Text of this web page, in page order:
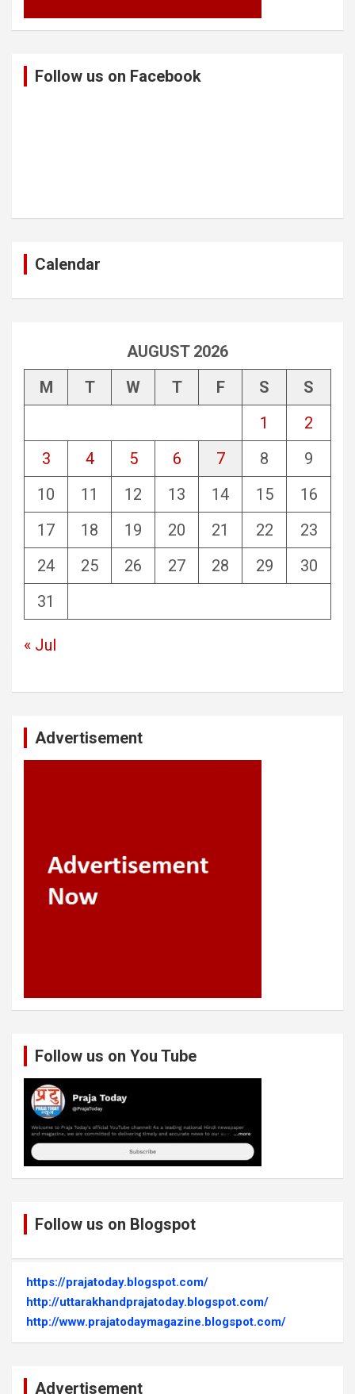
Follow us on Facebook
Calendar
AUGUST 2026
M
T W T F S
S
1
2
3
4 5 6 7 8
9
10
11 12 13 14 15
16
17
18 19 20 21 22
23
24
25 26 27 28 29
30
31
« Jul
Advertisement
Follow us on You Tube
Follow us on Blogspot
https://prajatoday.blogspot.com/
http://uttarakhandprajatoday.blogspot.com/
http://www.prajatodaymagazine.blogspot.com/
Advertisement